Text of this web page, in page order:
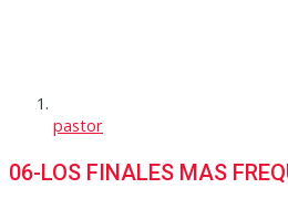
pastor
06-LOS FINALES MAS